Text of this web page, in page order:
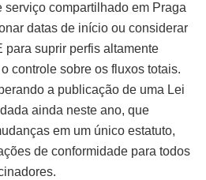
serviço compartilhado em Praga
datas de início ou considerar
para suprir perfis altamente
controle sobre os fluxos totais.
a publicação de uma Lei
ainda neste ano, que
em um único estatuto,
de conformidade para todos